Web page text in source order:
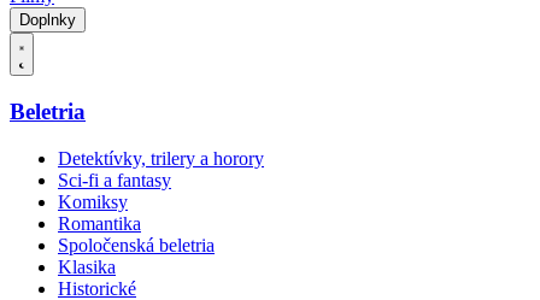
Doplnky
Beletria
Detektívky, trilery a horory
Sci-fi a fantasy
Komiksy
Romantika
Spoločenská beletria
Klasika
Historické